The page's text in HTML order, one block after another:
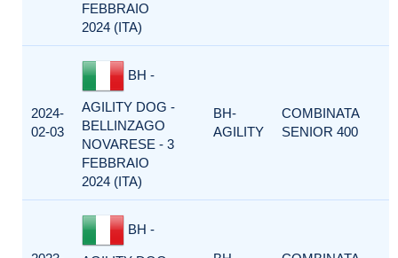
FEBBRAIO
2024 (ITA)
2024-
02-03
BH -
AGILITY DOG -
BELLINZAGO
NOVARESE - 3
FEBBRAIO
2024 (ITA)
BH-
AGILITY
COMBINATA
SENIOR 400
BH -